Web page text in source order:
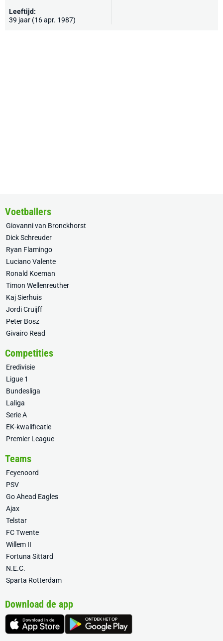
Leeftijd:
39 jaar (16 apr. 1987)
Voetballers
Giovanni van Bronckhorst
Dick Schreuder
Ryan Flamingo
Luciano Valente
Ronald Koeman
Timon Wellenreuther
Kaj Sierhuis
Jordi Cruijff
Peter Bosz
Givairo Read
Competities
Eredivisie
Ligue 1
Bundesliga
Laliga
Serie A
EK-kwalificatie
Premier League
Teams
Feyenoord
PSV
Go Ahead Eagles
Ajax
Telstar
FC Twente
Willem II
Fortuna Sittard
N.E.C.
Sparta Rotterdam
Download de app